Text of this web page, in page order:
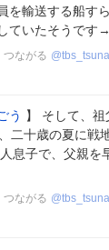
を輸送する船す
ていたそうです→
つながる @
う 】 そして、祖
二十歳の夏に戦
息子で、父親を
つながる @